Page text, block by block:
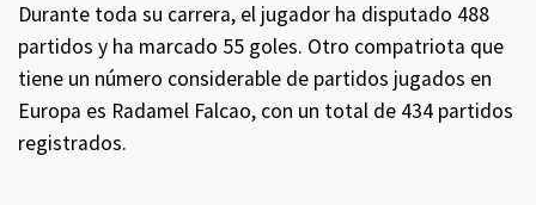
Durante toda su carrera, el jugador ha disputado 488
partidos y ha marcado 55 goles. Otro compatriota que
tiene un número considerable de partidos jugados en
Europa es Radamel Falcao, con un total de 434 partidos
registrados.